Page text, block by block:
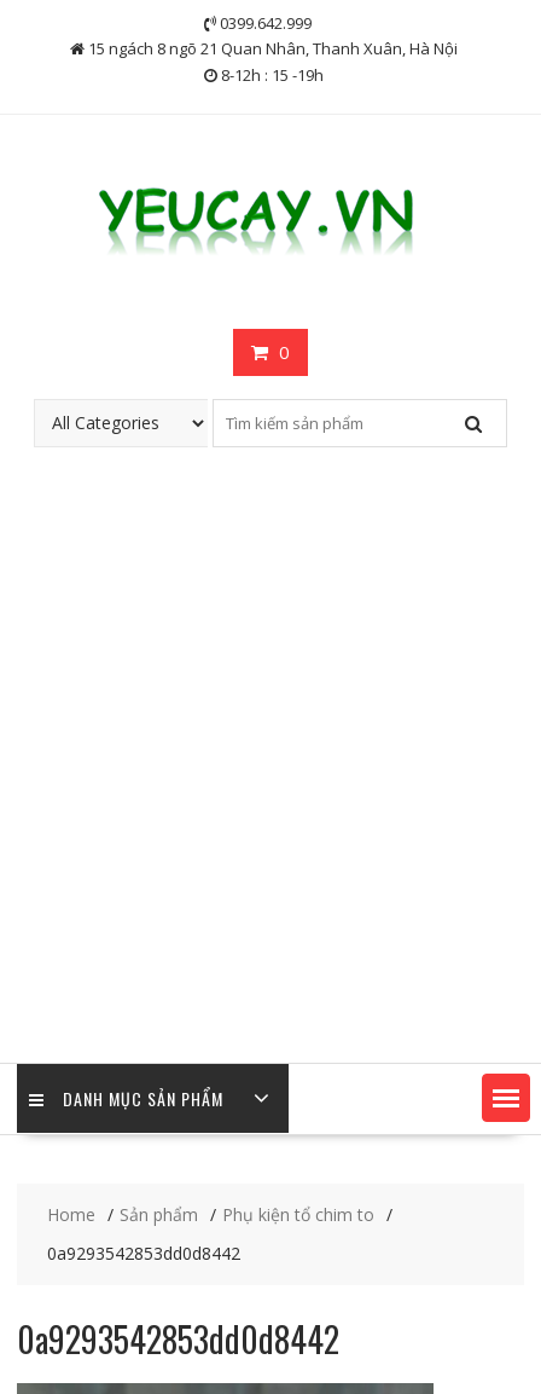
0399.642.999
15 ngách 8 ngõ 21 Quan Nhân, Thanh Xuân, Hà Nội
8-12h : 15 -19h
0
DANH MỤC SẢN PHẨM
Home Sản phẩm
Phụ kiện tổ chim to
0a9293542853dd0d8442
0a9293542853dd0d8442